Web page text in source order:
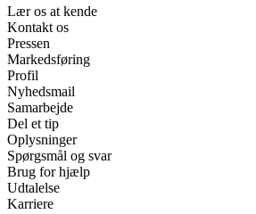
Lær os at kende
Kontakt os
Pressen
Markedsføring
Profil
Nyhedsmail
Samarbejde
Del et tip
Oplysninger
Spørgsmål og svar
Brug for hjælp
Udtalelse
Karriere